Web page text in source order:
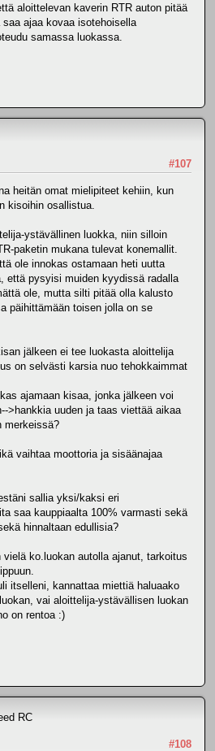
aloittelevan kaverin RTR auton pitää
ajaa kovaa isotehoisella
samassa luokassa.
#107
heitän omat mielipiteet kehiin, kun
kisoihin osallistua.
ystävällinen luokka, niin silloin
paketin mukana tulevat konemallit.
ole innokas ostamaan heti uutta
että pysyisi muiden kyydissä radalla
ole, mutta silti pitää olla kalusto
päihittämään toisen jolla on se
jälkeen ei tee luokasta aloittelija
on selvästi karsia nuo tehokkaimmat
ajamaan kisaa, jonka jälkeen voi
>hankkia uuden ja taas viettää aikaa
merkeissä?
vaihtaa moottoria ja sisäänajaa
sallia yksi/kaksi eri
saa kauppiaalta 100% varmasti sekä
hinnaltaan edullisia?
vielä ko.luokan autolla ajanut, tarkoitus
itselleni, kannattaa miettiä haluaako
vai aloittelija-ystävällisen luokan
on rentoa :)
RC
#108